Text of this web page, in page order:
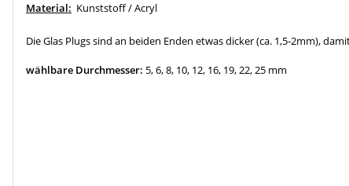
Material: Kunststoff / Acryl
Die Glas Plugs sind an beiden Enden etwas dicker (ca. 1,5-2mm),
wählbare Durchmesser: 5, 6, 8, 10, 12, 16, 19, 22, 25 mm